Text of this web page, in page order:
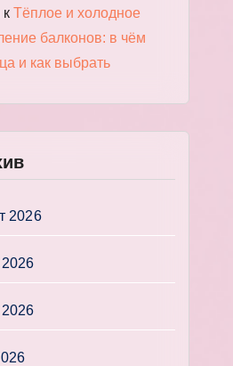
к Тёплое и холодное
балконов: в чём
и как выбрать
2026